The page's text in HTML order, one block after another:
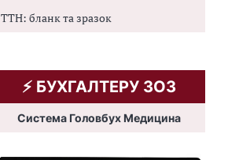
ТТН: бланк та зразок
⚡️ БУХГАЛТЕРУ ЗОЗ
Система Головбух Медицина